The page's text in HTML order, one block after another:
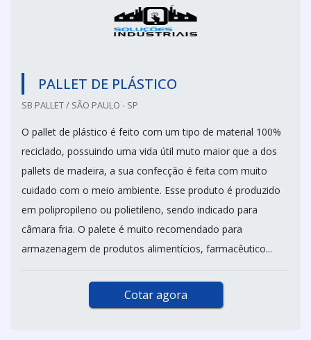
PALLET DE PLÁSTICO
SB PALLET / SÃO PAULO - SP
O pallet de plástico é feito com um tipo de material 100%
reciclado, possuindo uma vida útil muto maior que a dos
pallets de madeira, a sua confecção é feita com muito
cuidado com o meio ambiente. Esse produto é produzido
em polipropileno ou polietileno, sendo indicado para
câmara fria. O palete é muito recomendado para
armazenagem de produtos alimentícios, farmacêutico...
Cotar agora